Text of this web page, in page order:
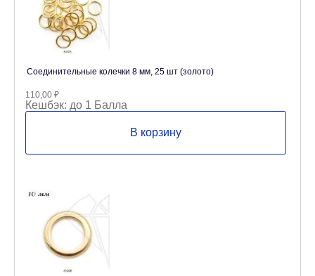
Соединительные колечки 8 мм, 25 шт (золото)
110,00 ₽
Кешбэк: до 1 Балла
В корзину